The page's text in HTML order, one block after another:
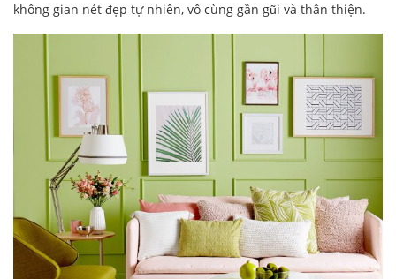
không gian nét đẹp tự nhiên, vô cùng gần gũi và thân thiện.